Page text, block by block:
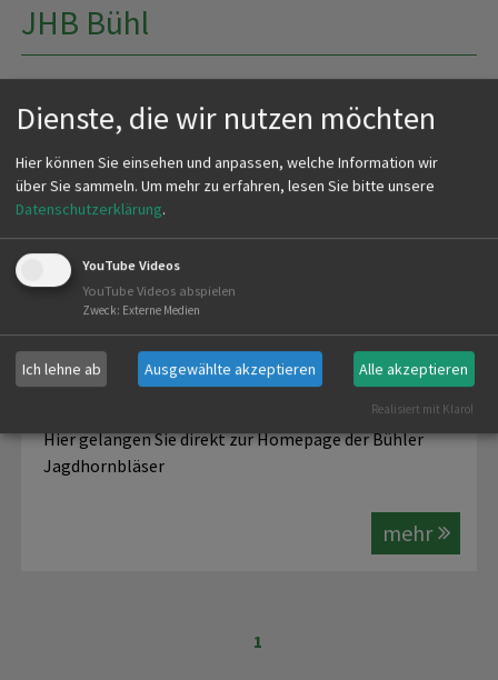
JHB Bühl
JAGDHORNBLÄSER BÜHL
Hier gelangen Sie direkt zur Homepage der Bühler
Jagdhornbläser
mehr
1
Dienste, die wir nutzen möchten
Hier können Sie einsehen und anpassen, welche Information wir
über Sie sammeln. Um mehr zu erfahren, lesen Sie bitte unsere
Datenschutzerklärung.
YouTube Videos
YouTube Videos abspielen
Zweck: Externe Medien
Ich lehne ab Ausgewählte akzeptieren Alle akzeptieren
Realisiert mit Klaro!